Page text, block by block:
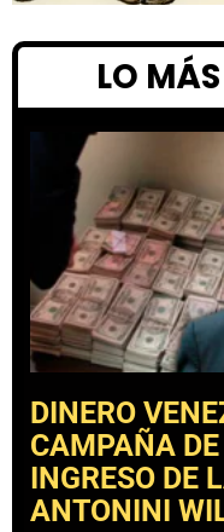
LO
DINERO
CAMPAÑA
INGRESO DE
ANTONINI